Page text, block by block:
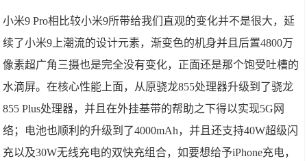
小米9 Pro相比较小米9所带给我们直观的变化并不是很大，延
续了小米9上潮流的设计元素，渐变色的机身并且后置4800万
像素超广角三摄也是完全没有变化，正面还是那个饱受吐槽的
水滴屏。在核心性能上面，从原骁龙855处理器升级到了骁龙
855 Plus处理器，并且在外挂基带的帮助之下得以实现5G网
络；电池也顺利的升级到了4000mAh，并且还支持40W超级闪
充以及30W无线充电的双快充组合，如要想给予iPhone充电，